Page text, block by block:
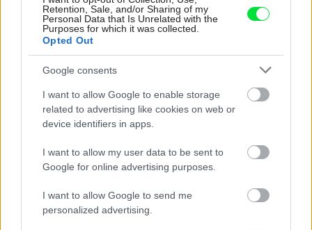
Retention, Sale, and/or Sharing of my
Personal Data that Is Unrelated with the
Purposes for which it was collected.
Opted Out
Google consents
I want to allow Google to enable storage
related to advertising like cookies on web or
device identifiers in apps.
I want to allow my user data to be sent to
Google for online advertising purposes.
I want to allow Google to send me
personalized advertising.